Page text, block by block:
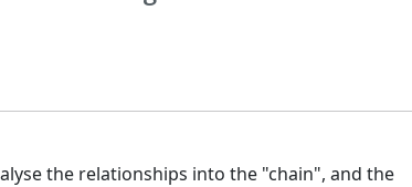
the relationships into the "chain", and the